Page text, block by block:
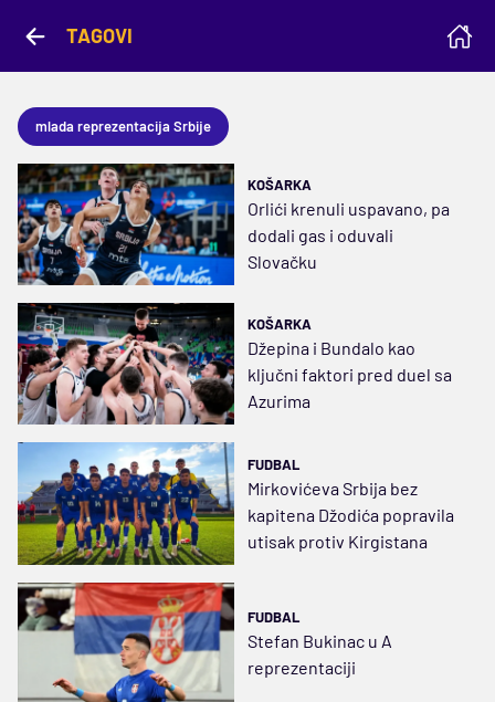
TAGOVI
mlada reprezentacija Srbije
KOŠARKA
Orlići krenuli uspavano, pa
dodali gas i oduvali
Slovačku
KOŠARKA
Džepina i Bundalo kao
ključni faktori pred duel sa
Azurima
FUDBAL
Mirkovićeva Srbija bez
kapitena Džodića popravila
utisak protiv Kirgistana
FUDBAL
Stefan Bukinac u A
reprezentaciji